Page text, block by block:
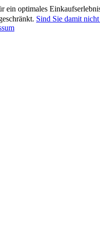
optimales
Sind Sie damit